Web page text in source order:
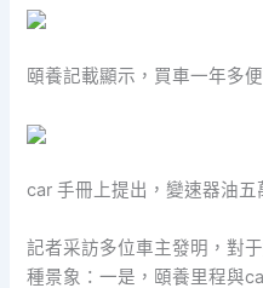
頤養記載顯示，買車一年多
car 手冊上提出，變速器油五
記者采訪多位車主發明，對
種景象：一是，頤養里程與